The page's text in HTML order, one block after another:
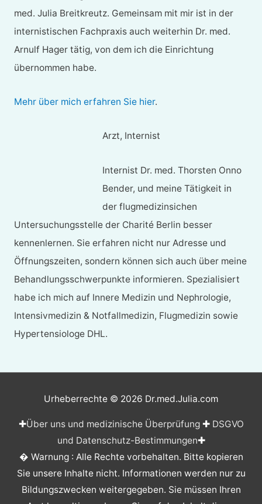
med. Julia Breitkreutz. Gemeinsam mit mir ist in der
internistischen Fachpraxis auch weiterhin Dr. med.
Arnulf Hager tätig, von dem ich die Einrichtung
übernommen habe.
Mehr über mich erfahren Sie hier.
Arzt, Internist
Internist Dr. med. Thorsten Onno
Bender, und meine Tätigkeit in
der flugmedizinsichen
Untersuchungsstelle der Charité Berlin besser
kennenlernen. Sie erfahren nicht nur Adresse und
Öffnungszeiten, sondern können sich auch über meine
Behandlungsschwerpunkte informieren. Spezialisiert
habe ich mich auf Innere Medizin und Nephrologie,
Intensivmedizin & Notfallmedizin, Flugmedizin sowie
Hypertensiologe DHL.
Urheberrechte © 2026 Dr.med.Julia.com
✚Über uns und medizinische Überprüfung✚ DSGVO
und Datenschutz-Bestimmungen✚
� Warnung : Alle Rechte vorbehalten. Bitte kopieren
Sie unsere Inhalte nicht. Informationen werden nur zu
Bildungszwecken weitergegeben. Sie müssen Ihren